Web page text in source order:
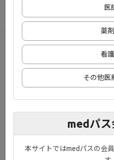
© 2020 Gilead., Eisai Co., Ltd., EA
医
薬
看
その他医
medパ
本サイトではmedパスの会